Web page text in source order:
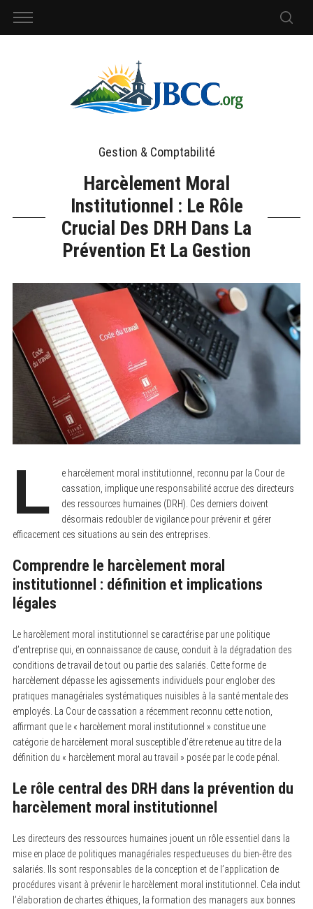
Gestion & Comptabilité
Harcèlement Moral
Institutionnel : Le Rôle
Crucial Des DRH Dans La
Prévention Et La Gestion
L
e harcèlement moral institutionnel, reconnu par la Cour de
cassation, implique une responsabilité accrue des directeurs
des ressources humaines (DRH). Ces derniers doivent
désormais redoubler de vigilance pour prévenir et gérer
efficacement ces situations au sein des entreprises.
Comprendre le harcèlement moral
institutionnel : définition et implications
légales
Le harcèlement moral institutionnel se caractérise par une politique
d’entreprise qui, en connaissance de cause, conduit à la dégradation des
conditions de travail de tout ou partie des salariés. Cette forme de
harcèlement dépasse les agissements individuels pour englober des
pratiques managériales systématiques nuisibles à la santé mentale des
employés. La Cour de cassation a récemment reconnu cette notion,
affirmant que le « harcèlement moral institutionnel » constitue une
catégorie de harcèlement moral susceptible d’être retenue au titre de la
définition du « harcèlement moral au travail » posée par le code pénal.
Le rôle central des DRH dans la prévention du
harcèlement moral institutionnel
Les directeurs des ressources humaines jouent un rôle essentiel dans la
mise en place de politiques managériales respectueuses du bien-être des
salariés. Ils sont responsables de la conception et de l’application de
procédures visant à prévenir le harcèlement moral institutionnel. Cela inclut
l’élaboration de chartes éthiques, la formation des managers aux bonnes